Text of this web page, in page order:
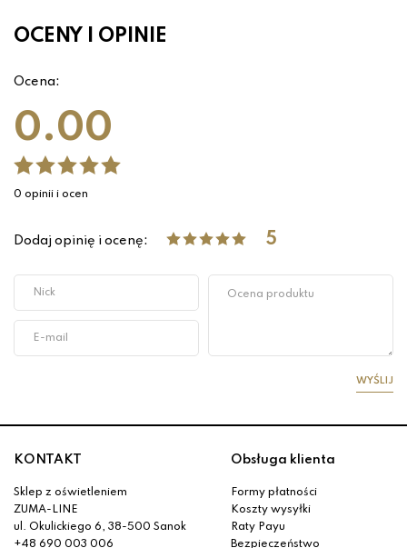
OCENY I OPINIE
Ocena:
0.00
0 opinii i ocen
Dodaj opinię i ocenę: 5
WYŚLIJ
KONTAKT
Sklep z oświetleniem
ZUMA-LINE
ul. Okulickiego 6, 38-500 Sanok
+48 690 003 006
Obsługa klienta
Formy płatności
Koszty wysyłki
Raty Payu
Bezpieczeństwo